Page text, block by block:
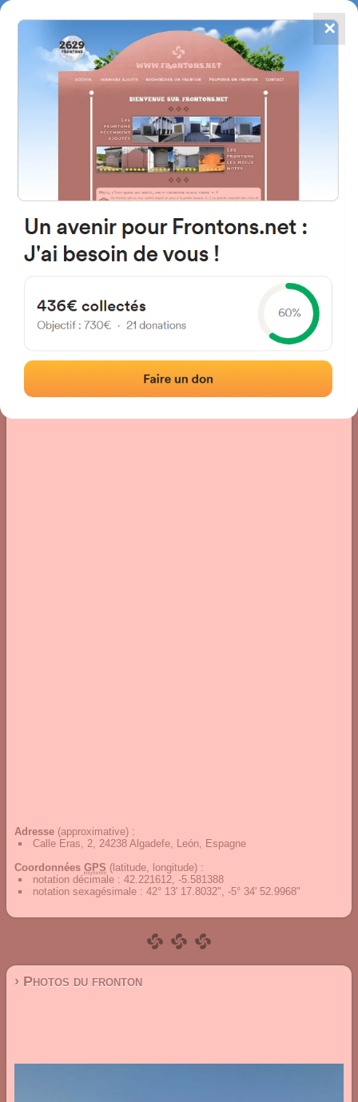
FRONTONS.NET
RECHERCHER UN FRONTON
PROPOSER UN FRONTON
4867
frontons
24238 Algadefe, León Espagne
Photos Commentaires et avis
Adresse (approximative) :
Calle Eras, 2, 24238 Algadefe, León, Espagne
Coordonnées GPS (latitude, longitude) :
notation décimale : 42.221612, -5.581388
notation sexagésimale : 42° 13' 17.8032", -5° 34' 52.9968"
› Photos du fronton
✕